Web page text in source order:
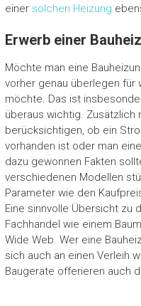
einer solchen Heizung
Erwerb einer
Möchte man eine
vorher genau überlegen für
möchte. Das ist
überaus wichtig. Zusätzlich
berücksichtigen, ob ein
vorhanden ist oder man
dazu gewonnen Fakten
verschiedenen Modellen
Parameter wie den
Eine sinnvolle Übersicht zu
Fachhandel wie einem
Wide Web. Wer eine
sich auch an einen Verleih
Baugeräte offerieren auch